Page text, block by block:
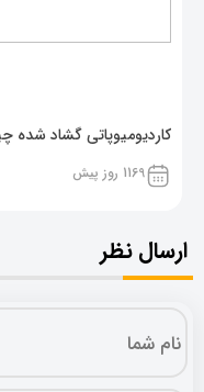
کاردیومیوپاتی گشاد
1169 روز پیش
ارسال نظر